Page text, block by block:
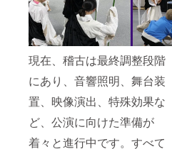
現在、稽古は最終調整段階
にあり、音響照明、舞台装
置、映像演出、特殊効果な
ど、公演に向けた準備が
着々と進行中です。すべて